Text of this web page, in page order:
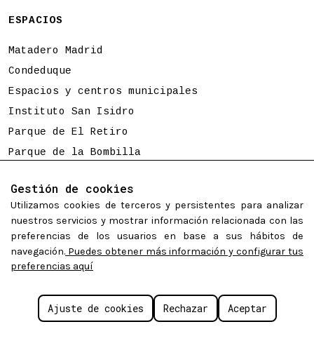
Gestión de cookies
Utilizamos cookies de terceros y persistentes para analizar
nuestros servicios y mostrar información relacionada con las
preferencias de los usuarios en base a sus hábitos de
navegación. Puedes obtener más información y configurar tus
preferencias aquí
Ajuste de cookies Rechazar Aceptar
ESPACIOS
Matadero Madrid
Condeduque
Espacios y centros municipales
Instituto San Isidro
Parque de El Retiro
Parque de la Bombilla
Programación sujeta a cambios
Algunos derechos reservados.
Políticas de cookies
Aviso legal
Accesibilidad web
Configurar cookies